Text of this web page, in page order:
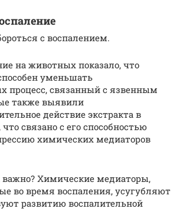
с воспалением.
на животных показало, что
уменьшать
процесс, связанный с язвенным
также выявили
действие экстракта в
связано с его способностью
химических медиаторов
важно? Химические медиаторы,
во время воспаления, усугубляют
развитию воспалительной